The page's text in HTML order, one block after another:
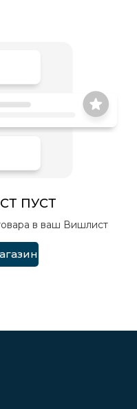
ПУСТ
в ваш Вишлист